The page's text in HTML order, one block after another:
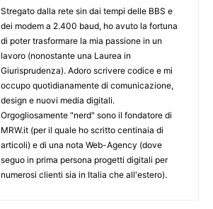
Stregato dalla rete sin dai tempi delle BBS e
dei modem a 2.400 baud, ho avuto la fortuna
di poter trasformare la mia passione in un
lavoro (nonostante una Laurea in
Giurisprudenza). Adoro scrivere codice e mi
occupo quotidianamente di comunicazione,
design e nuovi media digitali.
Orgogliosamente "nerd" sono il fondatore di
MRW.it (per il quale ho scritto centinaia di
articoli) e di una nota Web-Agency (dove
seguo in prima persona progetti digitali per
numerosi clienti sia in Italia che all'estero).